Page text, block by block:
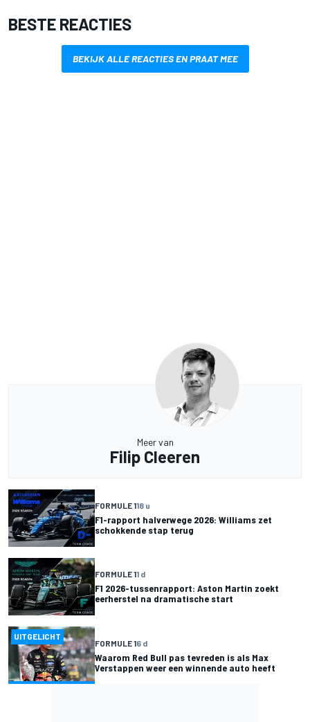
BESTE REACTIES
BEKIJK ALLE REACTIES EN PRAAT MEE
Meer van
Filip Cleeren
FORMULE 118 u
F1-rapport halverwege 2026: Williams zet
schokkende stap terug
FORMULE 11 d
F1 2026-tussenrapport: Aston Martin zoekt
eerherstel na dramatische start
UITGELICHT
FORMULE 16 d
Waarom Red Bull pas tevreden is als Max
Verstappen weer een winnende auto heeft